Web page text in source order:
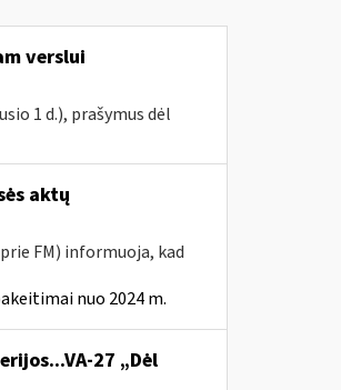
verslui
1 d.), prašymus dėl
aktų
FM) informuoja, kad
nuo 2024 m.
27 „Dėl